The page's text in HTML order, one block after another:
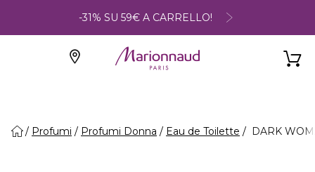
-31% SU 59€ A CARRELLO!
Profumi Profumi Donna Eau de Toilette DARK